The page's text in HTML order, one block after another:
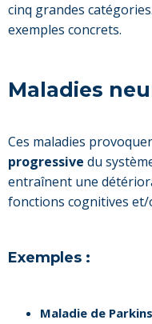
cinq grandes
exemples concrets.
Maladies
Ces maladies
progressive du
entraînent une
fonctions cognitives et/
Exemples :
Maladie de